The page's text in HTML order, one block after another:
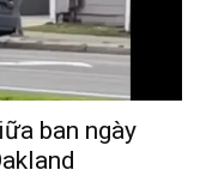
ban ngày